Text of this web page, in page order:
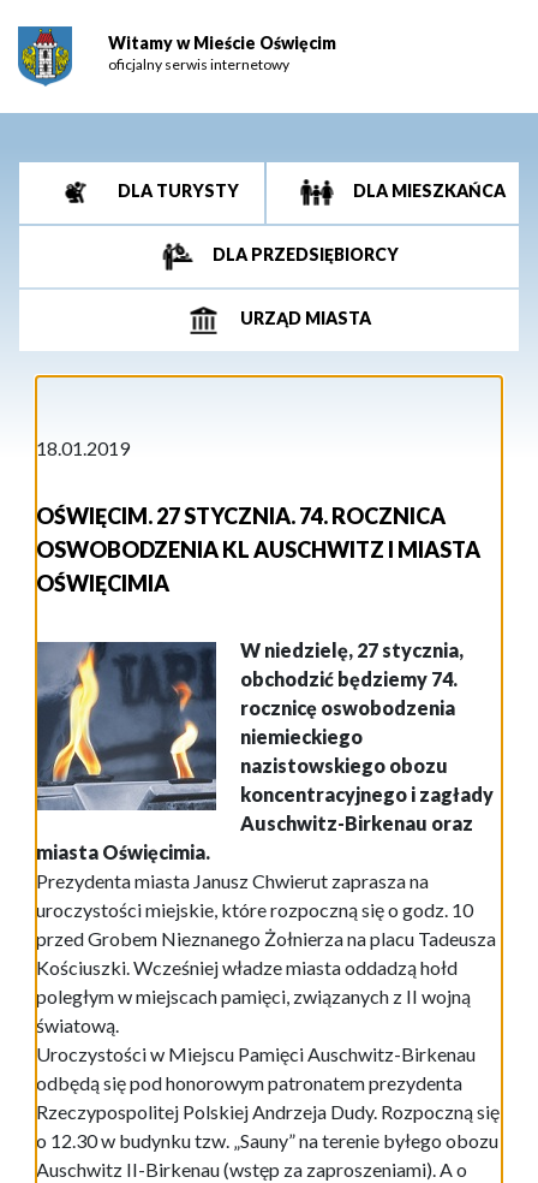
Witamy w Mieście Oświęcim
oficjalny serwis internetowy
DLA TURYSTY DLA MIESZKAŃCA
DLA PRZEDSIĘBIORCY
URZĄD MIASTA
18.01.2019
OŚWIĘCIM. 27 STYCZNIA. 74. ROCZNICA
OSWOBODZENIA KL AUSCHWITZ I MIASTA
OŚWIĘCIMIA
W niedzielę, 27 stycznia,
obchodzić będziemy 74.
rocznicę oswobodzenia
niemieckiego
nazistowskiego obozu
koncentracyjnego i zagłady
Auschwitz-Birkenau oraz
miasta Oświęcimia.
Prezydenta miasta Janusz Chwierut zaprasza na
uroczystości miejskie, które rozpoczną się o godz. 10
przed Grobem Nieznanego Żołnierza na placu Tadeusza
Kościuszki. Wcześniej władze miasta oddadzą hołd
poległym w miejscach pamięci, związanych z II wojną
światową.
Uroczystości w Miejscu Pamięci Auschwitz-Birkenau
odbędą się pod honorowym patronatem prezydenta
Rzeczypospolitej Polskiej Andrzeja Dudy. Rozpoczną się
o 12.30 w budynku tzw. „Sauny” na terenie byłego obozu
Auschwitz II-Birkenau (wstęp za zaproszeniami). A o